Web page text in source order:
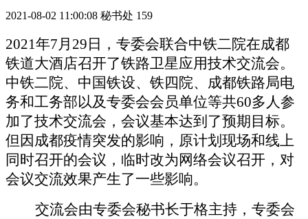
2021-08-02 11:00:08 秘书处 159
2021年7月29 日，专委会联合中铁二院在成都
铁道大酒店召开了铁路卫星应用技术交流会。
中铁二院、中国铁设、铁四院、成都铁路局电
务和工务部以及专委会会员单位等共60多人参
加了技术交流会 ， 会议基本达到了预期目标。
但因成都疫情突发的影响，原计划现场和线上
同时召开的会议，临时改为网络会议召开，对
会议交流效果产生了一些影响。
交流会由专委会秘书长于格主持 ， 专委会